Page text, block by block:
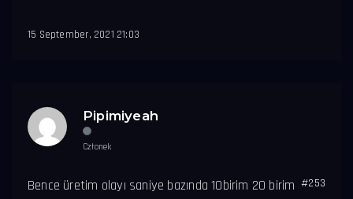
15 September, 2021 21:03
Pipimiyeah
Członek
#253
Bence üretim olayı saniye bazında 10birim 20 birim